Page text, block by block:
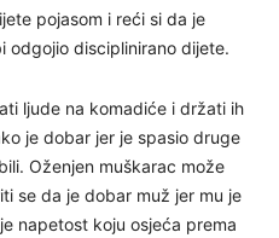
pojasom i reći si da je
odgojio disciplinirano dijete.
ljude na komadiće i držati ih
je dobar jer je spasio druge
Oženjen muškarac može
se da je dobar muž jer mu je
napetost koju osjeća prema